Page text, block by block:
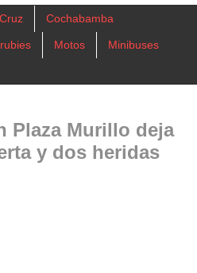
Cochabamba
Motos Minibuses
Plaza Murillo deja
y dos heridas